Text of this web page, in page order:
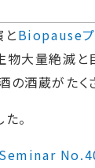
Biopauseプ
物大量絶滅
の酒蔵がた
。
Seminar